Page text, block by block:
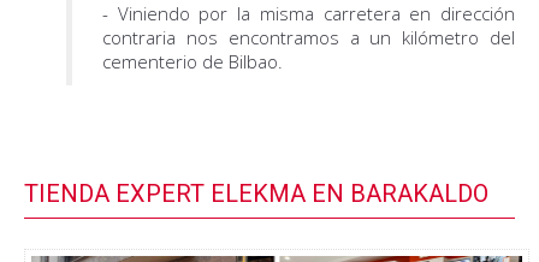
- Viniendo por la misma carretera en dirección
contraria nos encontramos a un kilómetro del
cementerio de Bilbao.
TIENDA EXPERT ELEKMA EN BARAKALDO